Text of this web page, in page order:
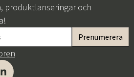
produktlanseringar och